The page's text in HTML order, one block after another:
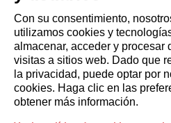
Descuentos para husespedes
Convenios para empresas
booking@italianway.house
+390286882952
Con su consentimiento,
utilizamos cookies y
almacenar, acceder y procesar
visitas a sitios web. Dado que
la privacidad, puede optar por
cookies. Haga clic en las
obtener más información.